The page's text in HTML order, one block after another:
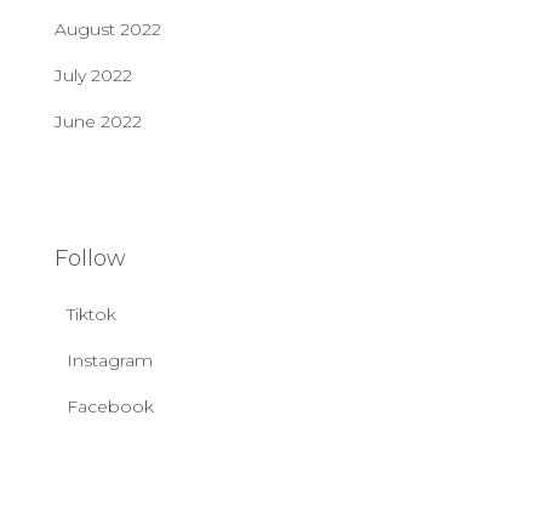
August 2022
July 2022
June 2022
Follow
Tiktok
Instagram
Facebook